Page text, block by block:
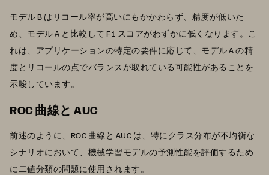
モデル B はリコール率が高いにもかかわらず、精度が低いた
め、モデル A と比較して F1 スコアがわずかに低くなります。こ
れは、アプリケーションの特定の要件に応じて、モデル A の精
度とリコールの点でバランスが取れている可能性があることを
示唆しています。
ROC 曲線と AUC
前述のように、ROC 曲線と AUC は、特にクラス分布が不均衡な
シナリオにおいて、機械学習モデルの予測性能を評価するため
に二値分類の問題に使用されます。